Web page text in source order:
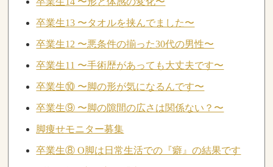
卒業生13 〜タオルを挟んでました〜
卒業生12 〜悪条件の揃った30代の男性〜
卒業生11 〜手術歴があっても大丈夫です〜
卒業生⑩ 〜脚の形が気になるんです〜
卒業生⑨ 〜脚の隙間の広さは関係ない？〜
脚痩せモニター募集
卒業生⑧ O脚は日常生活での『癖』の結果です